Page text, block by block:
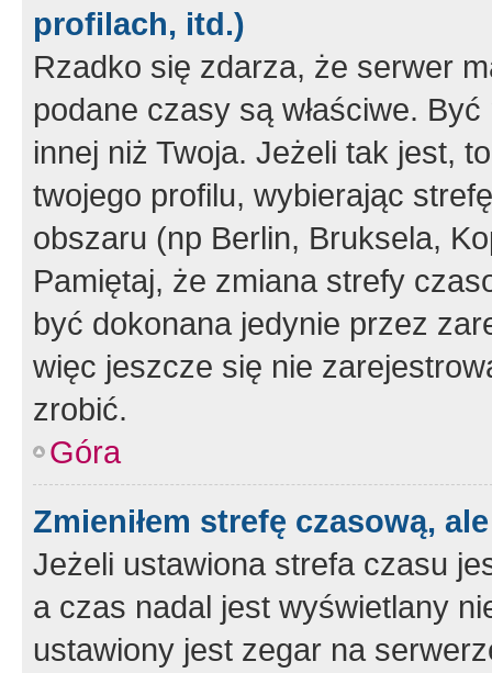
profilach, itd.)
Rzadko się zdarza, że serwer
podane czasy są właściwe.
innej niż Twoja. Jeżeli tak jest,
twojego profilu, wybierając
obszaru (np Berlin, Bruksela,
Pamiętaj, że zmiana strefy
być dokonana jedynie przez
więc jeszcze się nie
zrobić.
Góra
Zmieniłem strefę czasową,
Jeżeli ustawiona strefa czasu
a czas nadal jest wyświetlany
ustawiony jest zegar na